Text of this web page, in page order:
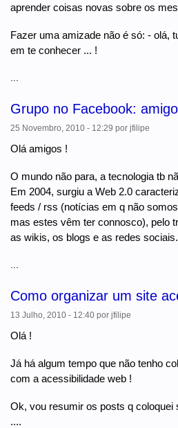
aprender coisas novas sobre os
Fazer uma amizade não é só: - olá,
em te conhecer ... !
Grupo no Facebook:
25 Novembro, 2010 - 12:29 por jfilipe
Olá amigos !
O mundo não para, a tecnologia tb
Em 2004, surgiu a Web 2.0
feeds / rss (notícias em q não
mas estes vêm ter connosco), pelo
as wikis, os blogs e as redes sociais.
Como organizar um site
13 Julho, 2010 - 12:40 por jfilipe
Olá !
Já há algum tempo que não tenho
com a acessibilidade web !
Ok, vou resumir os posts q coloquei
....